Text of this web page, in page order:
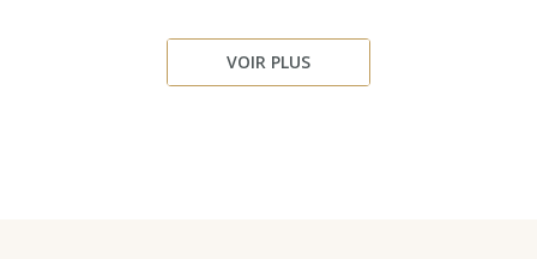
VOIR PLUS